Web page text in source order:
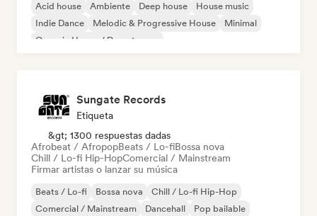
Acid house Ambiente Deep house
House music
Indie Dance
Melodic & Progressive House
Minimal
Organic House / Downtempo
Sungate Records
Etiqueta
&gt; 1300 respuestas dadas
Afrobeat / AfropopBeats / Lo-fiBossa nova
Chill / Lo-fi Hip-HopComercial / Mainstream
Firmar artistas o lanzar su música
Beats / Lo-fi Bossa nova
Chill / Lo-fi Hip-Hop
Comercial / Mainstream
Dancehall
Pop bailable